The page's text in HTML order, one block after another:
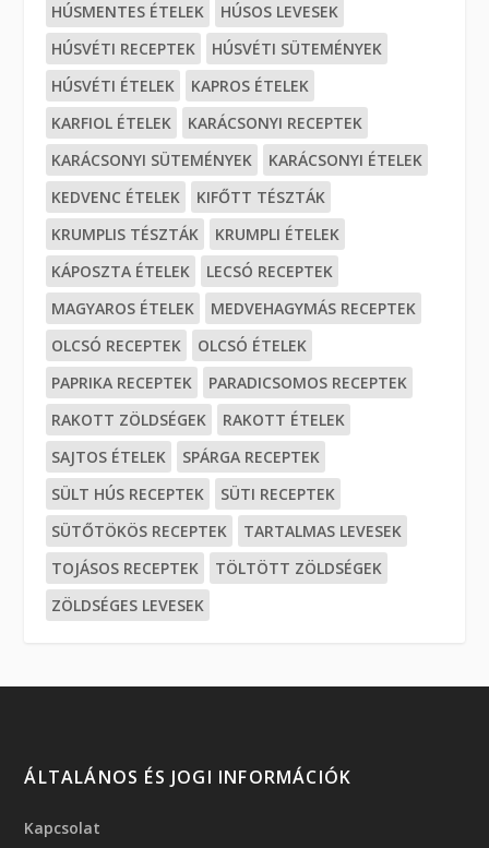
HÚSMENTES ÉTELEK
HÚSOS LEVESEK
HÚSVÉTI RECEPTEK
HÚSVÉTI SÜTEMÉNYEK
HÚSVÉTI ÉTELEK
KAPROS ÉTELEK
KARFIOL ÉTELEK
KARÁCSONYI RECEPTEK
KARÁCSONYI SÜTEMÉNYEK
KARÁCSONYI ÉTELEK
KEDVENC ÉTELEK
KIFŐTT TÉSZTÁK
KRUMPLIS TÉSZTÁK
KRUMPLI ÉTELEK
KÁPOSZTA ÉTELEK
LECSÓ RECEPTEK
MAGYAROS ÉTELEK
MEDVEHAGYMÁS RECEPTEK
OLCSÓ RECEPTEK
OLCSÓ ÉTELEK
PAPRIKA RECEPTEK
PARADICSOMOS RECEPTEK
RAKOTT ZÖLDSÉGEK
RAKOTT ÉTELEK
SAJTOS ÉTELEK
SPÁRGA RECEPTEK
SÜLT HÚS RECEPTEK
SÜTI RECEPTEK
SÜTŐTÖKÖS RECEPTEK
TARTALMAS LEVESEK
TOJÁSOS RECEPTEK
TÖLTÖTT ZÖLDSÉGEK
ZÖLDSÉGES LEVESEK
ÁLTALÁNOS ÉS JOGI INFORMÁCIÓK
Kapcsolat